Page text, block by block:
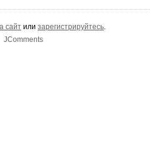
сайт или зарегистрируйтесь.
JComments